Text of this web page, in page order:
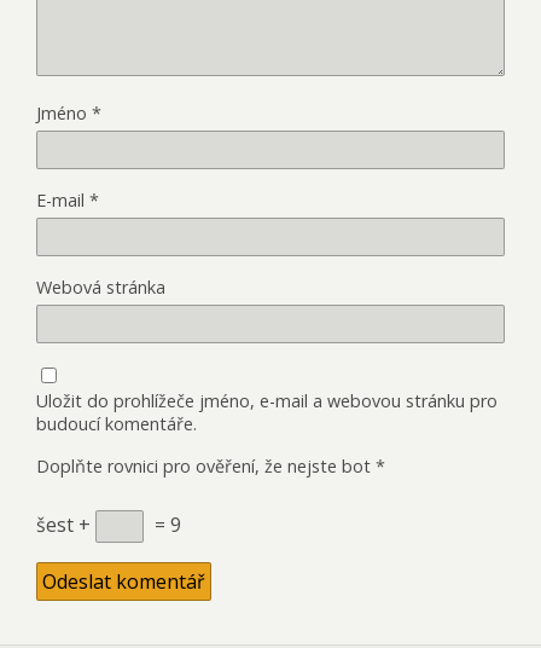
Jméno *
E-mail *
Webová stránka
Uložit do prohlížeče jméno, e-mail a webovou stránku pro
budoucí komentáře.
Doplňte rovnici pro ověření, že nejste bot *
šest + = 9